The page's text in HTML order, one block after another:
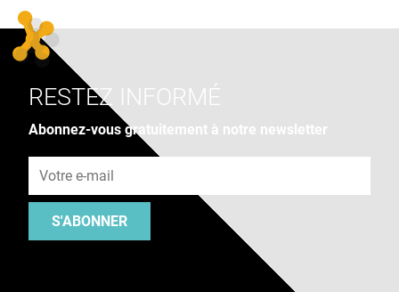
RESTEZ INFORMÉ
Abonnez-vous gratuitement à notre newsletter
S'ABONNER